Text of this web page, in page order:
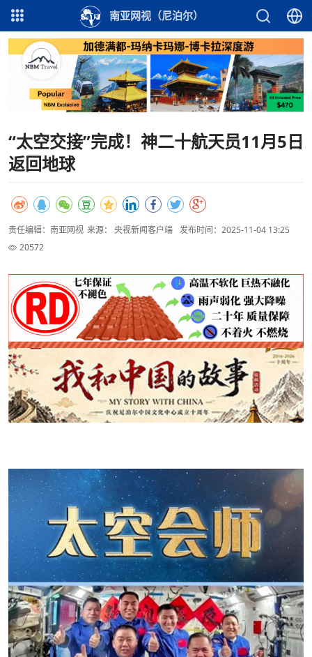
南亚网视（尼泊尔）
“太空交接”完成！神二十航天员11月5日
返回地球
责任编辑：南亚网视 来源： 央视新闻客户端 发布时间：2025-11-04 13:25
20572